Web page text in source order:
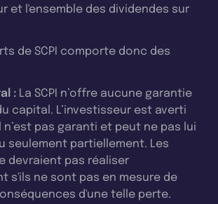
et l'ensemble des dividendes sur
de SCPI comporte donc des
: La SCPI n’offre aucune garantie
capital. L’investisseur est averti
pas garanti et peut ne pas lui
seulement partiellement. Les
devraient pas réaliser
s'ils ne sont pas en mesure de
d'une telle perte.